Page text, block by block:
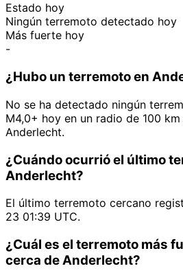
Estado hoy
Ningún terremoto detectado hoy
Más fuerte hoy
-
¿Hubo un terremoto en
No se ha detectado ningún
M4,0+ hoy en un radio de 100
Anderlecht.
¿Cuándo ocurrió el último
Anderlecht?
El último terremoto cercano
23 01:39 UTC.
¿Cuál es el terremoto más
cerca de Anderlecht?